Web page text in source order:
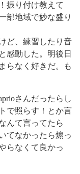
振り付け教えて
部地域で妙な盛り
ど、練習したり音
感動した。明後日
らなく好きだ。も
さんだったらし
で照らす！とか言
んて言ってたら
てなかったら煽っ
らなくて良かっ